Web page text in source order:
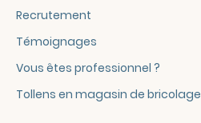
Recrutement
Témoignages
Vous êtes professionnel ?
Tollens en magasin de bricolage